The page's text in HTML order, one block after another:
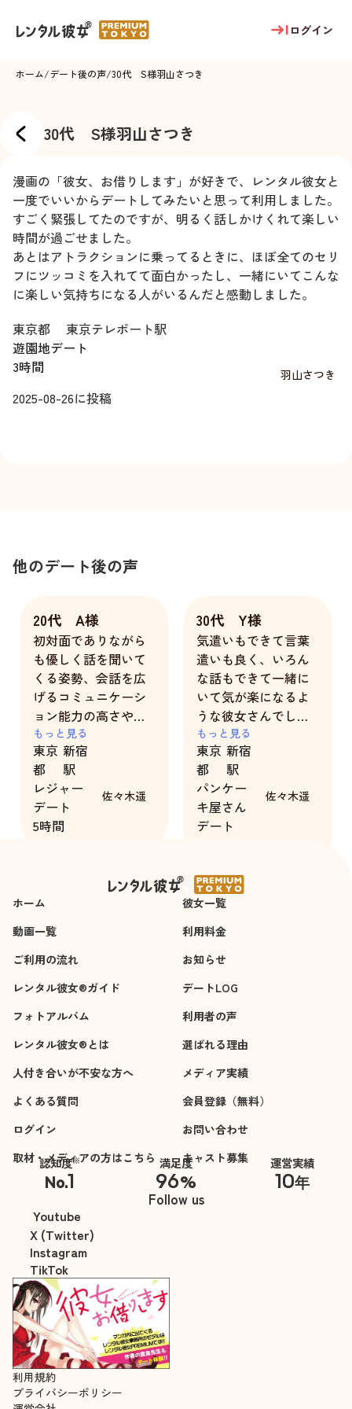
ログイン
ホーム/デート後の声/30代 S様羽山さつき
30代 S様羽山さつき
漫画の「彼女、お借りします」が好きで、レンタル彼女と
一度でいいからデートしてみたいと思って利用しました。
すごく緊張してたのですが、明るく話しかけくれて楽しい
時間が過ごせました。
あとはアトラクションに乗ってるときに、ほぼ全てのセリ
フにツッコミを入れてて面白かったし、一緒にいてこんな
に楽しい気持ちになる人がいるんだと感動しました。
東京都
東京テレポート駅
遊園地デート
3時間
2025-08-26に投稿
羽山さつき
他のデート後の声
20代 A様
初対面でありながら
も優しく話を聞いて
くる姿勢、会話を広
げるコミュニケーシ
ョン能力の高さや丁
寧な仕草など、遥さ
んとのデートは日ご
ろのストレスを忘れ
て癒される貴重な体
験でした。とても楽
しく感銘を受けまし
てテンションがあが
りました。メディア
で取り上げられた以
上にかわいいプロフ
ェショナルなキャス
トさんです！悪い点
はありません、１０
０点満点です。
もっと見る
東京
都
新宿
駅
レジャー
デート
5時間
佐々木遥
30代 Y様
気遣いもできて言葉
遣いも良く、いろん
な話もできて一緒に
いて気が楽になるよ
うな彼女さんでし
た。
もっと見る
東京
都
新宿
駅
パンケー
キ屋さん
デート
佐々木遥
ホーム
彼女一覧
動画一覧
利用料金
ご利用の流れ
お知らせ
レンタル彼女®ガイド
デートLOG
フォトアルバム
利用者の声
レンタル彼女®とは
選ばれる理由
人付き合いが不安な方へ
メディア実績
よくある質問
会員登録（無料）
ログイン
お問い合わせ
取材・メディアの方はこちら
キャスト募集
認知度※
No.1
※自社調べ
満足度
96%
運営実績
10年
Follow us
Youtube
X (Twitter)
Instagram
TikTok
利用規約
プライバシーポリシー